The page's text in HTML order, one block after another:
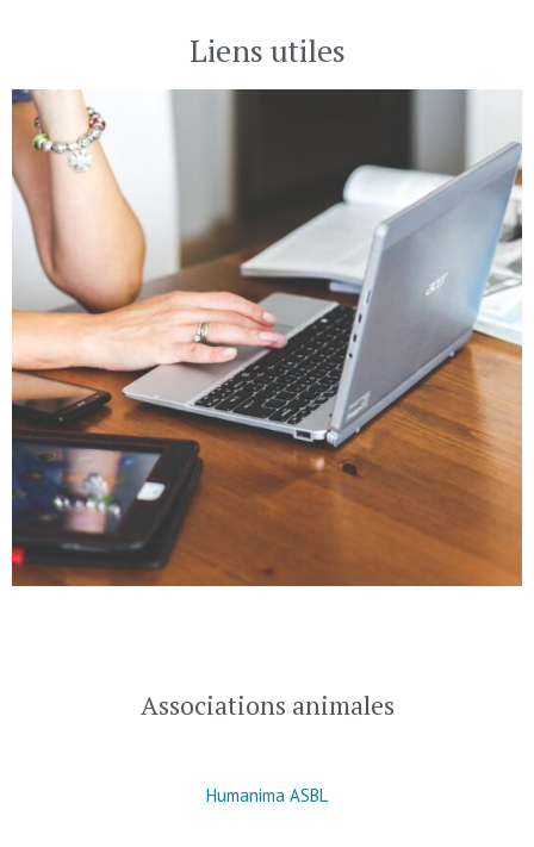
Liens utiles
Associations animales
Humanima ASBL